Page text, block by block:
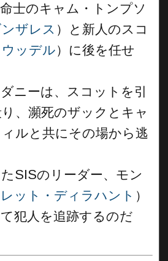
士のキャム・トンプソ
ザレス ）と新人のスコ
ッデル）に後を任せ
ニーは、スコットを引
、瀕死のザックとキャ
ルと共にその場から逃
SISのリーダー、モン
ット・ディラハント ）
犯人を追跡するのだ